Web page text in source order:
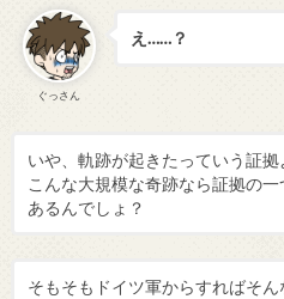
ぐっさん
え……？
いや、軌跡が起きたっていう証拠
こんな大規模な奇跡なら証拠の
あるんでしょ？
そもそもドイツ軍からすればそ